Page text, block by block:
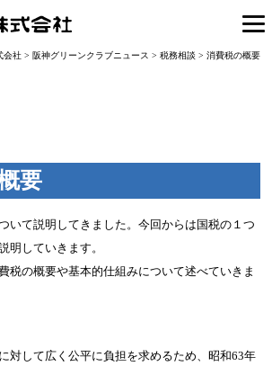
会社> 阪神グリーンクラブニュース > 税務相談 > 消費税の概要
要
いて説明してきました。今回からは国税の１つ
明していきます。
税の概要や基本的仕組みについて述べていきま
対して広く公平に負担を求めるため、昭和63年